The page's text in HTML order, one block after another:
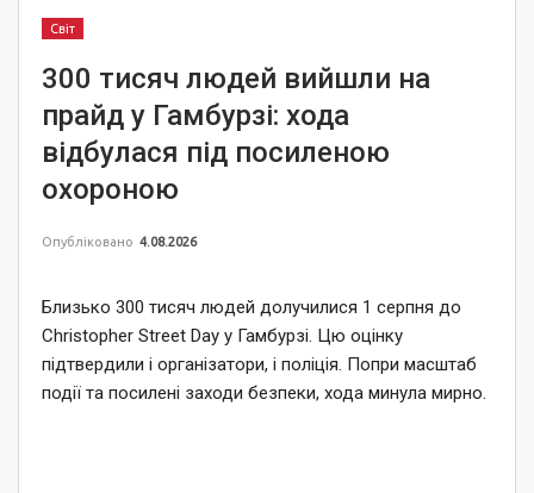
Світ
300 тисяч людей вийшли на
прайд у Гамбурзі: хода
відбулася під посиленою
охороною
Опубліковано 4.08.2026
Близько 300 тисяч людей долучилися 1 серпня до
Christopher Street Day у Гамбурзі. Цю оцінку
підтвердили і організатори, і поліція. Попри масштаб
події та посилені заходи безпеки, хода минула мирно.